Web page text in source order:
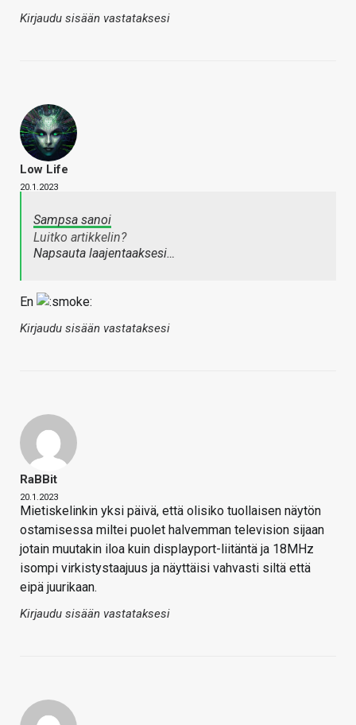
Kirjaudu sisään vastataksesi
Low Life
20.1.2023
Sampsa sanoi
Luitko artikkelin?
Napsauta laajentaaksesi…
En
Kirjaudu sisään vastataksesi
RaBBit
20.1.2023
Mietiskelinkin yksi päivä, että olisiko tuollaisen näytön
ostamisessa miltei puolet halvemman television sijaan
jotain muutakin iloa kuin displayport-liitäntä ja 18MHz
isompi virkistystaajuus ja näyttäisi vahvasti siltä että
eipä juurikaan.
Kirjaudu sisään vastataksesi